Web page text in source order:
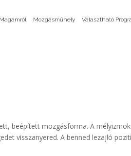
Magamról Mozgásműhely Választható
beépített mozgásforma. A mélyizmok
visszanyered. A benned lezajló